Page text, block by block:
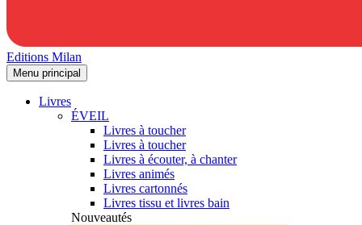
Editions Milan
Menu principal
Livres
ÉVEIL
Livres à toucher
Livres à toucher
Livres à écouter, à chanter
Livres animés
Livres cartonnés
Livres tissu et livres bain
Nouveautés